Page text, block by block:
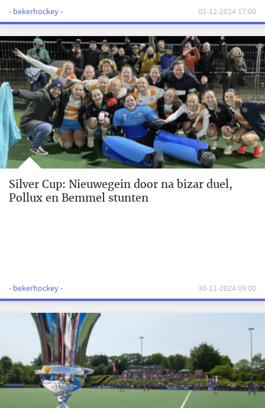
- bekerhockey - 02-12-2024 17:00
Silver Cup: Nieuwegein door na bizar duel,
Pollux en Bemmel stunten
- bekerhockey - 30-11-2024 09:00